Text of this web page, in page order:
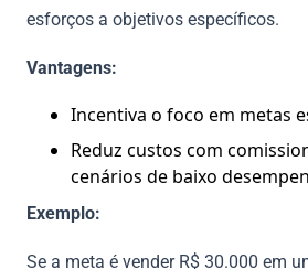
esforços a objetivos específicos.
Vantagens:
Incentiva o foco em metas
Reduz custos com
cenários de baixo
Exemplo:
Se a meta é vender R$ 30.000 em